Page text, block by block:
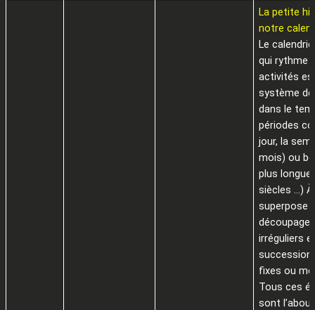
La petite
notre
Le
qui rythme
activités
système
dans le
périodes
jour, la
mois) ou
plus
siècles …)
superpose
découpage
irréguliers
fixes ou
Tous ces
sont